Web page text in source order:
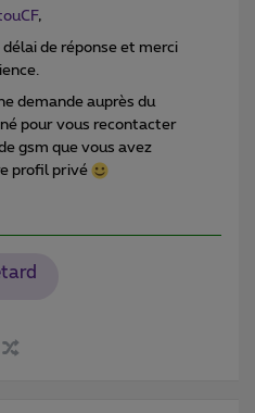
,
de réponse et merci
demande auprès du
pour vous recontacter
gsm que vous avez
profil privé